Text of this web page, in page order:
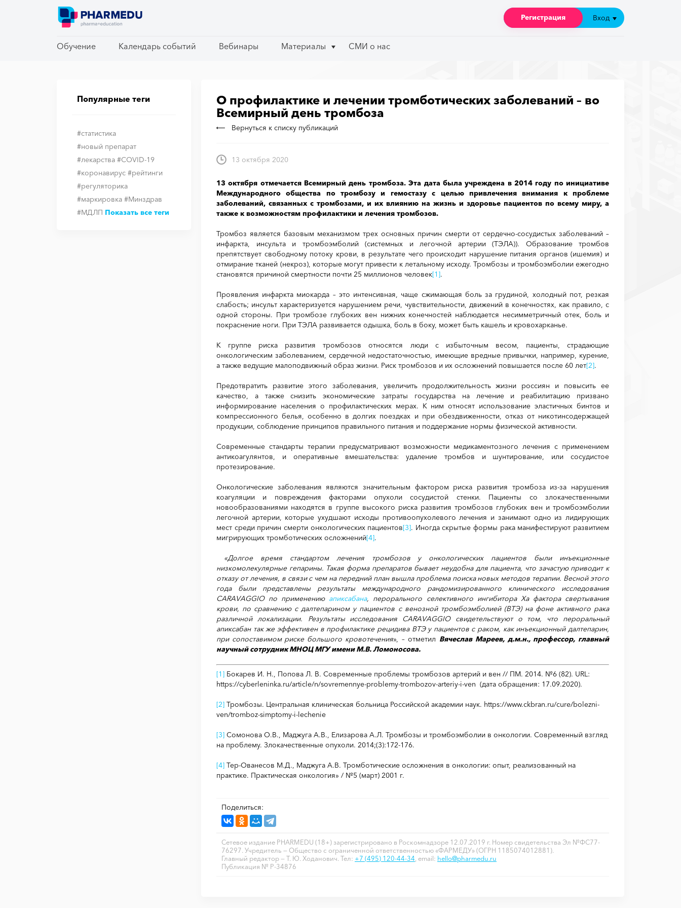
Обучение Календарь событий Вебинары Материалы СМИ о нас
Регистрация Вход
Обучение Календарь событий Вебинары Материалы СМИ о нас
Регистрация Вход
Популярные теги
#статистика
#новый препарат
#лекарства #COVID-19
#коронавирус #рейтинги
#регуляторика
#маркировка #Минздрав
#МДЛП Показать все теги
О профилактике и лечении тромботических заболеваний – во
Всемирный день тромбоза
Вернуться к списку публикаций
13 октября 2020
13 октября отмечается Всемирный день тромбоза. Эта дата была учреждена в 2014 году по инициативе
Международного общества по тромбозу и гемостазу с целью привлечения внимания к проблеме
заболеваний, связанных с тромбозами, и их влиянию на жизнь и здоровье пациентов по всему миру, а
также к возможностям профилактики и лечения тромбозов.
Тромбоз является базовым механизмом трех основных причин смерти от сердечно-сосудистых заболеваний –
инфаркта, инсульта и тромбоэмболий (системных и легочной артерии (ТЭЛА)). Образование тромбов
препятствует свободному потоку крови, в результате чего происходит нарушение питания органов (ишемия) и
отмирание тканей (некроз), которые могут привести к летальному исходу. Тромбозы и тромбоэмболии ежегодно
становятся причиной смертности почти 25 миллионов человек[1].
Проявления инфаркта миокарда – это интенсивная, чаще сжимающая боль за грудиной, холодный пот, резкая
слабость; инсульт характеризуется нарушением речи, чувствительности, движений в конечностях, как правило, с
одной стороны. При тромбозе глубоких вен нижних конечностей наблюдается несимметричный отек, боль и
покраснение ноги. При ТЭЛА развивается одышка, боль в боку, может быть кашель и кровохарканье.
К группе риска развития тромбозов относятся люди с избыточным весом, пациенты, страдающие
онкологическим заболеванием, сердечной недостаточностью, имеющие вредные привычки, например, курение,
а также ведущие малоподвижный образ жизни. Риск тромбозов и их осложнений повышается после 60 лет[2].
Предотвратить развитие этого заболевания, увеличить продолжительность жизни россиян и повысить ее
качество, а также снизить экономические затраты государства на лечение и реабилитацию призвано
информирование населения о профилактических мерах. К ним относят использование эластичных бинтов и
компрессионного белья, особенно в долгих поездках и при обездвиженности, отказ от никотинсодержащей
продукции, соблюдение принципов правильного питания и поддержание нормы физической активности.
Современные стандарты терапии предусматривают возможности медикаментозного лечения с применением
антикоагулянтов, и оперативные вмешательства: удаление тромбов и шунтирование, или сосудистое
протезирование.
Онкологические заболевания являются значительным фактором риска развития тромбоза из-за нарушения
коагуляции и повреждения факторами опухоли сосудистой стенки. Пациенты со злокачественными
новообразованиями находятся в группе высокого риска развития тромбозов глубоких вен и тромбоэмболии
легочной артерии, которые ухудшают исходы противоопухолевого лечения и занимают одно из лидирующих
мест среди причин смерти онкологических пациентов[3]. Иногда скрытые формы рака манифестируют развитием
мигрирующих тромботических осложнений[4].
«Долгое время стандартом лечения тромбозов у онкологических пациентов были инъекционные
низкомолекулярные гепарины. Такая форма препаратов бывает неудобна для пациента, что зачастую приводит к
отказу от лечения, в связи с чем на передний план вышла проблема поиска новых методов терапии. Весной этого
года были представлены результаты международного рандомизированного клинического исследования
CARAVAGGIO по применению апиксабана, перорального селективного ингибитора Ха фактора свертывания
крови, по сравнению с далтепарином у пациентов с венозной тромбоэмболией (ВТЭ) на фоне активного рака
различной локализации.
Результаты исследования CARAVAGGIO свидетельствуют о том, что пероральный
апиксабан так же эффективен в профилактике рецидива ВТЭ у пациентов с раком, как инъекционный далтепарин,
при сопоставимом риске большого кровотечения», – отметил Вячеслав Мареев, д.м.н., профессор, главный
научный сотрудник МНОЦ МГУ имени М.В. Ломоносова.
[1] Бокарев И. Н., Попова Л. В. Современные проблемы тромбозов артерий и вен // ПМ. 2014. №6 (82). URL:
https://cyberleninka.ru/article/n/sovremennye-problemy-trombozov-arteriy-i-ven (дата обращения: 17.09.2020).
[2] Тромбозы. Центральная клиническая больница Российской академии наук. https://www.ckbran.ru/cure/bolezni-
ven/tromboz-simptomy-i-lechenie
[3] Сомонова О.В., Маджуга А.В., Елизарова А.Л. Тромбозы и тромбоэмболии в онкологии. Современный взгляд
на проблему. Злокачественные опухоли. 2014;(3):172-176.
[4] Тер-Ованесов М.Д., Маджуга А.В. Тромботические осложнения в онкологии: опыт, реализованный на
практике. Практическая онкология» / №5 (март) 2001 г.
Поделиться:
Сетевое издание PHARMEDU (18+) зарегистрировано в Роскомнадзоре 12.07.2019 г. Номер свидетельства Эл №ФС77-
76297. Учредитель — Общество с ограниченной ответственностью «ФАРМЕДУ» (ОГРН 1185074012881).
Главный редактор — Т. Ю. Ходанович. Тел: +7 (495) 120-44-34 , email: hello@pharmedu.ru
Публикация № P-34876